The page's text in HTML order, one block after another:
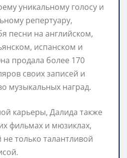
уникальному голосу и
репертуару,
песни на английском,
испанском и
продала более 170
своих записей и
музыкальных наград.
карьеры, Далида также
фильмах и мюзиклах,
только талантливой